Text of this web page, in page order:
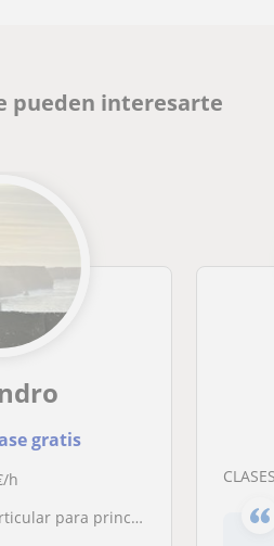
pueden interesarte
gratis
h
para principiantes